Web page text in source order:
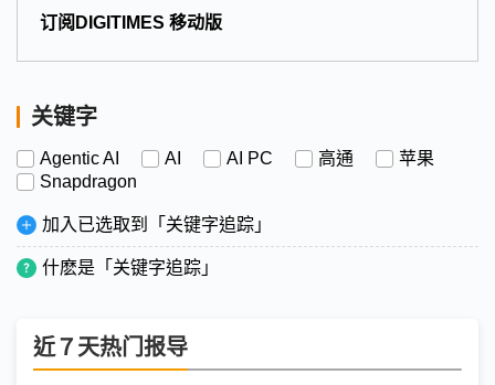
订阅DIGITIMES 移动版
关键字
Agentic AI AI AI PC 高通
苹果
Snapdragon
加入已选取到「关键字追踪」
什麽是「关键字追踪」
近７天热门报导